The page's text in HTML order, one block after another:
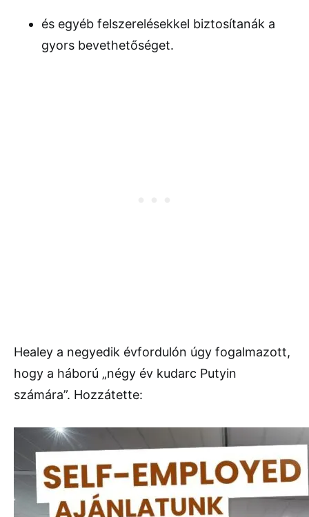
és egyéb felszerelésekkel biztosítanák a
gyors bevethetőséget.
Healey a negyedik évfordulón úgy fogalmazott,
hogy a háború „négy év kudarc Putyin
számára”. Hozzátette: